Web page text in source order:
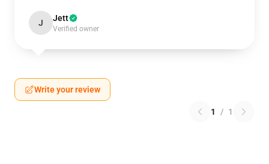
J Jett
Verified owner
Write your review
1 / 1